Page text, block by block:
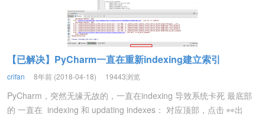
【已解决】PyCharm一直在重新indexing建立索引
crifan 8年前 (2018-04-18) 19443浏览
PyCharm，突然无缘无故的，一直在indexing 导致系统卡死 最底部
的 一直在 indexing 和 updating indexes： 对应顶部，点击 👀出